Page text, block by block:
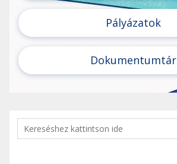
Pályázatok
Dokumentumtár